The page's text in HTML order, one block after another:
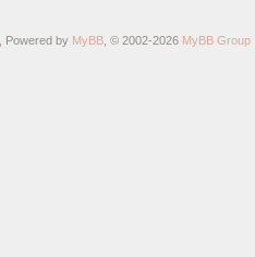
, Powered by MyBB , © 2002-2026 MyBB Group